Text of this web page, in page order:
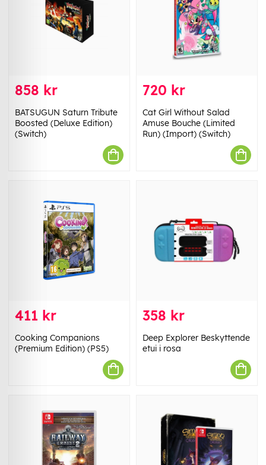
858 kr
BATSUGUN Saturn Tribute
Boosted (Deluxe Edition)
(Switch)
720 kr
Cat Girl Without Salad
Amuse Bouche (Limited
Run) (Import) (Switch)
411 kr
Cooking Companions
(Premium Edition) (PS5)
358 kr
Deep Explorer Beskyttende
etui i rosa